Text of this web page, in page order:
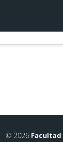
© 2026 Facultad